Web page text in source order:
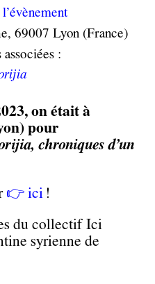
69007 Lyon (France)
:
on était à
pour
chroniques d’un
👉 ici !
du collectif Ici
syrienne de